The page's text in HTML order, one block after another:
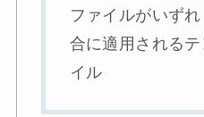
ファイルがいず
合に適用される
イル